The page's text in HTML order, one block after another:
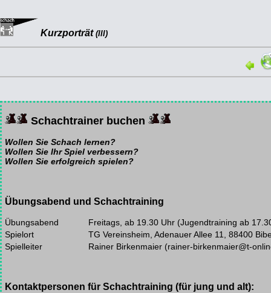
Kurzporträt (III)
Schachtrainer buchen
Wollen Sie Schach lernen?
Wollen Sie Ihr Spiel verbessern?
Wollen Sie erfolgreich spielen?
Übungsabend und Schachtraining
Übungsabend
Freitags, ab 19.30 Uhr (Jugendtraining ab
Spielort
TG Vereinsheim, Adenauer Allee 11, 88400
Spielleiter
Rainer Birkenmaier (rainer-birkenmaier@t-
Kontaktpersonen für Schachtraining (für jung und alt):